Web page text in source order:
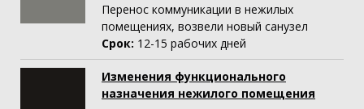
Перенос коммуникации в нежилых
помещениях, возвели новый санузел
Срок: 12-15 рабочих дней
Изменения функционального
назначения нежилого помещения